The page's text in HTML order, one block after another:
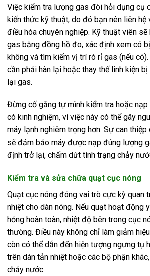
Việc kiểm tra lượng gas đòi hỏi dụng cụ
kiến thức kỹ thuật, do đó bạn nên liên
điều hòa chuyên nghiệp. Kỹ thuật viên
gas bằng đồng hồ đo, xác định xem có
không và tìm kiếm vị trí rò rỉ gas (nếu
cần phải hàn lại hoặc thay thế linh kiện
lại gas.
Đừng cố gắng tự mình kiểm tra hoặc nạp
có kinh nghiệm, vì việc này có thể gây
máy lạnh nghiêm trọng hơn. Sự can thiệp
sẽ đảm bảo máy được nạp đúng lượng
định trở lại, chấm dứt tình trạng chảy
Kiểm tra và sửa chữa quạt cục nóng
Quạt cục nóng đóng vai trò cực kỳ quan
nhiệt cho dàn nóng. Nếu quạt hoạt động
hỏng hoàn toàn, nhiệt độ bên trong cục
thường. Điều này không chỉ làm giảm
còn có thể dẫn đến hiện tượng ngưng tụ
trên dàn tản nhiệt hoặc các bộ phận
chảy nước.